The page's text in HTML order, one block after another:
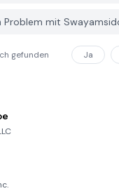
gefunden Ja